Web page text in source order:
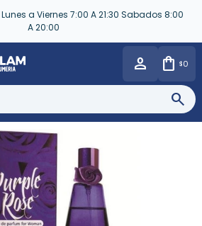
a Viernes 7:00 A 21:30 Sabados 8:00
A 20:00
$0